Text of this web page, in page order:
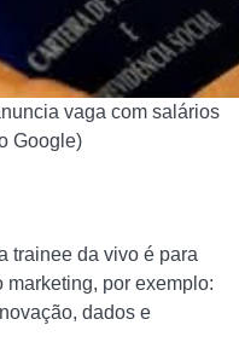
vaga com salários
Google)
trainee da vivo é para
por exemplo:
dados e